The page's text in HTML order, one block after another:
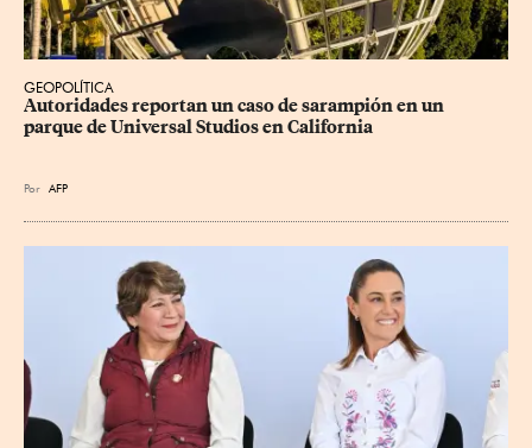
GEOPOLÍTICA
Autoridades reportan un caso de sarampión en un
parque de Universal Studios en California
Por AFP